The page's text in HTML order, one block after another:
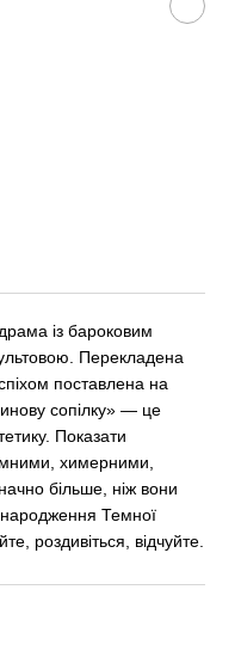
із бароковим
Перекладена
поставлена на
сопілку» — це
Показати
химерними,
більше, ніж вони
народження Темної
роздивіться, відчуйте.